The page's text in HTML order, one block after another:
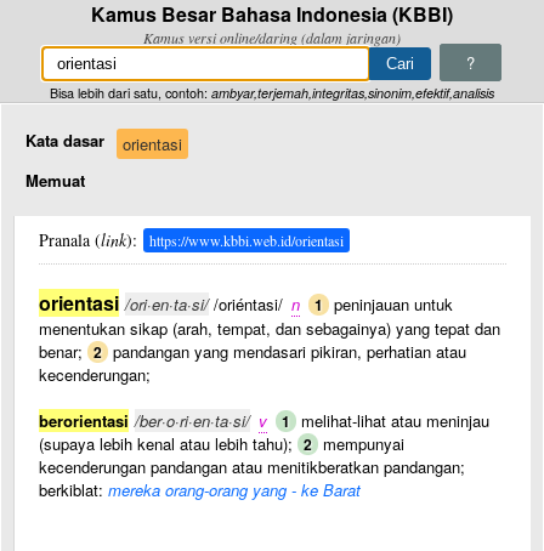
Kamus Besar Bahasa Indonesia (KBBI)
Kamus versi online/daring (dalam jaringan)
?
Bisa lebih dari satu, contoh: ambyar,terjemah,integritas,sinonim,efektif,analisis
Kata dasar
orientasi
Memuat
Pranala (link): https://www.kbbi.web.id/orientasi
orientasi /ori·en·ta·si//oriéntasi/ n 1 peninjauan untuk
menentukan sikap (arah, tempat, dan sebagainya) yang tepat dan
benar; 2 pandangan yang mendasari pikiran, perhatian atau
kecenderungan;
berorientasi /ber·o·ri·en·ta·si/ v 1
melihat-lihat atau meninjau
(supaya lebih kenal atau lebih tahu); 2 mempunyai
kecenderungan pandangan atau menitikberatkan pandangan;
berkiblat: mereka orang-orang yang - ke Barat